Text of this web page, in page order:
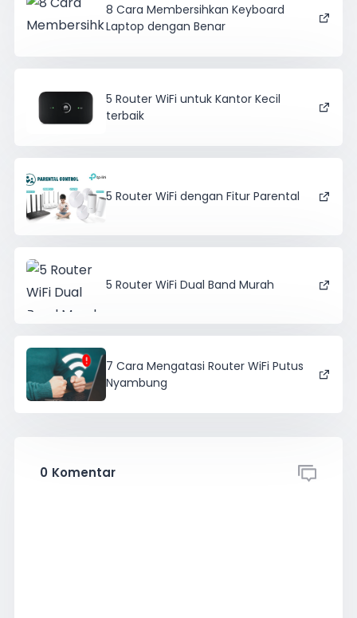
8 Cara Membersihkan Keyboard
Laptop dengan Benar
5 Router WiFi untuk Kantor Kecil
terbaik
5 Router WiFi dengan Fitur Parental
5 Router WiFi Dual Band Murah
7 Cara Mengatasi Router WiFi Putus
Nyambung
0 Komentar